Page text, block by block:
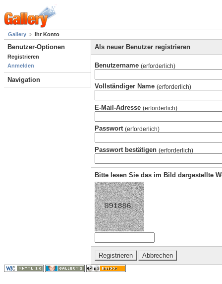
Gallery Ihr Konto
Benutzer-Optionen
Registrieren
Anmelden
Navigation
Als neuer Benutzer registrieren
Benutzername (erforderlich)
Vollständiger Name (erforderlich)
E-Mail-Adresse (erforderlich)
Passwort (erforderlich)
Passwort bestätigen (erforderlich)
Bitte lesen Sie das im Bild dargestellte